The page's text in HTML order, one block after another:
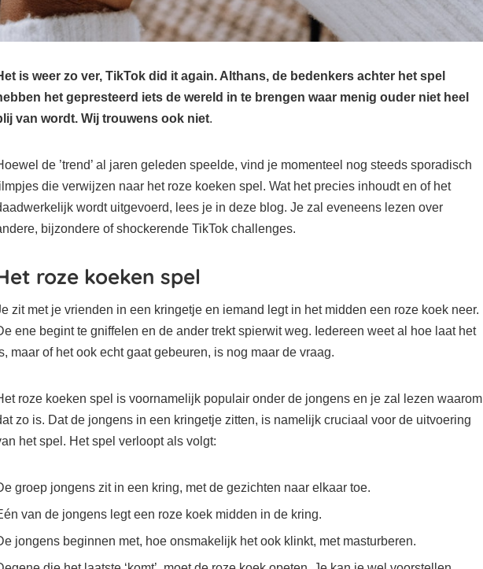
is weer zo ver, TikTok did it again. Althans, de bedenkers achter het spel
het gepresteerd iets de wereld in te brengen waar menig ouder niet heel
van wordt. Wij trouwens ook niet.
de ’trend’ al jaren geleden speelde, vind je momenteel nog steeds sporadisch
die verwijzen naar het roze koeken spel. Wat het precies inhoudt en of het
wordt uitgevoerd, lees je in deze blog. Je zal eveneens lezen over
bijzondere of shockerende TikTok challenges.
roze koeken spel
zit met je vrienden in een kringetje en iemand legt in het midden een roze koek neer.
ene begint te gniffelen en de ander trekt spierwit weg. Iedereen weet al hoe laat het
maar of het ook echt gaat gebeuren, is nog maar de vraag.
roze koeken spel is voornamelijk populair onder de jongens en je zal lezen waarom
zo is. Dat de jongens in een kringetje zitten, is namelijk cruciaal voor de uitvoering
het spel. Het spel verloopt als volgt:
groep jongens zit in een kring, met de gezichten naar elkaar toe.
van de jongens legt een roze koek midden in de kring.
jongens beginnen met, hoe onsmakelijk het ook klinkt, met masturberen.